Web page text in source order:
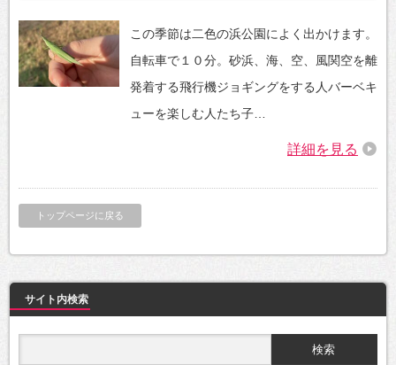
この季節は二色の浜公園によく出かけます。
自転車で１０分。砂浜、海、空、風関空を離
発着する飛行機ジョギングをする人バーベキ
ューを楽しむ人たち子…
詳細を見る
トップページに戻る
サイト内検索